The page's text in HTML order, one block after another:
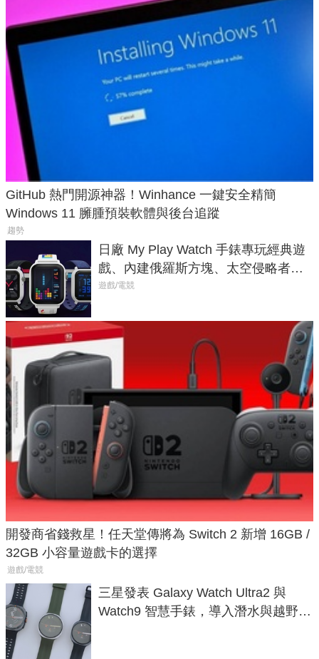
GitHub 熱門開源神器！Winhance 一鍵安全精簡
Windows 11 臃腫預裝軟體與後台追蹤
趨勢
日廠 My Play Watch 手錶專玩經典遊
戲、內建俄羅斯方塊、太空侵略者，
不過竟然不能連手機？
遊戲/電競
開發商省錢救星！任天堂傳將為 Switch 2 新增 16GB /
32GB 小容量遊戲卡的選擇
遊戲/電競
三星發表 Galaxy Watch Ultra2 與
Watch9 智慧手錶，導入潛水與越野跑